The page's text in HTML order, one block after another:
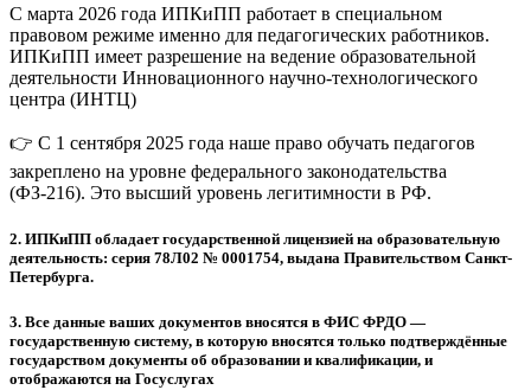
С марта 2026 года ИПКиПП работает в специальном
правовом режиме именно для педагогических работников.
ИПКиПП имеет разрешение на ведение образовательной
деятельности Инновационного научно-технологического
центра (ИНТЦ)
👉 С 1 сентября 2025 года наше право обучать педагогов
закреплено на уровне федерального законодательства
(ФЗ-216). Это высший уровень легитимности в РФ.
2. ИПКиПП обладает государственной лицензией на образовательную
деятельность: серия 78Л02 № 0001754, выдана Правительством Санкт-
Петербурга.
3. Все данные ваших документов вносятся в ФИС ФРДО —
государственную систему, в которую вносятся только подтверждённые
государством документы об образовании и квалификации, и
отображаются на Госуслугах